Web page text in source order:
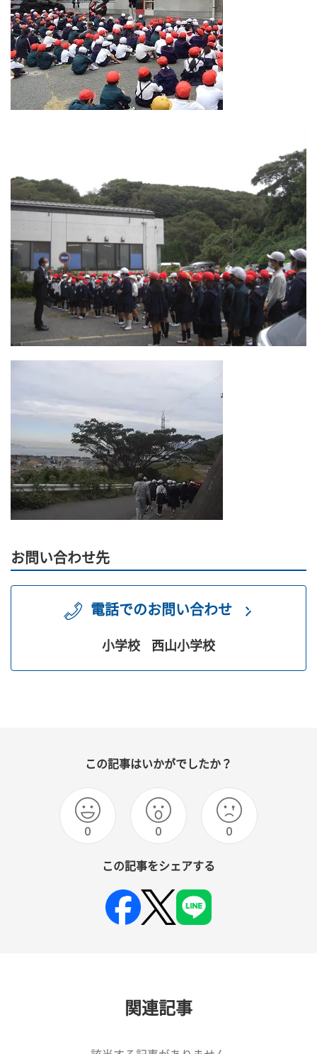
お問い合わせ先
電話でのお問い合わせ
小学校 西山小学校
この記事はいかがでしたか？
0 0 0
この記事をシェアする
関連記事